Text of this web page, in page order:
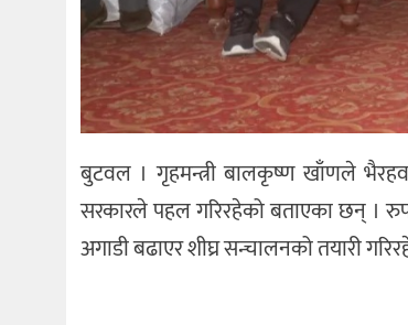
बुटवल । गृहमन्त्री बालकृष्ण खाँणले
सरकारले पहल गरिरहेको बताएका छन् ।
अगाडी बढाएर शीघ्र सन्चालनको तयारी